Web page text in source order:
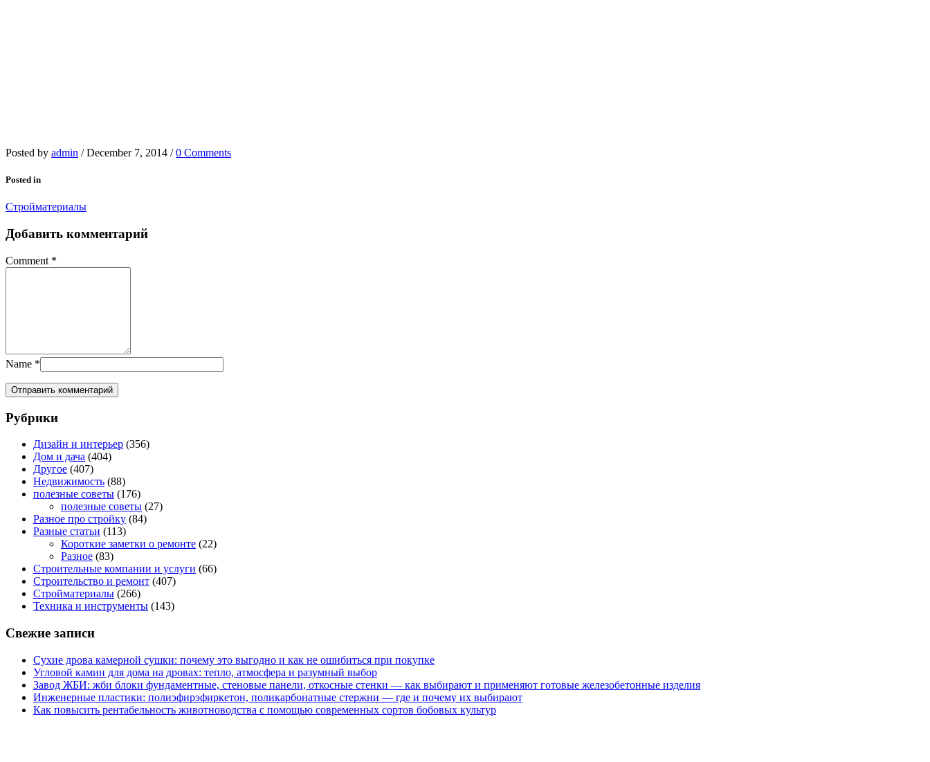
Posted by admin / December 7, 2014 / 0 Comments
Posted in
Стройматериалы
Добавить комментарий
Comment *
Name *
Рубрики
Дизайн и интерьер (356)
Дом и дача (404)
Другое (407)
Недвижимость (88)
полезные советы (176)
полезные советы (27)
Разное про стройку (84)
Разные статьи (113)
Короткие заметки о ремонте (22)
Разное (83)
Строительные компании и услуги (66)
Строительство и ремонт (407)
Стройматериалы (266)
Техника и инструменты (143)
Свежие записи
Сухие дрова камерной сушки: почему это выгодно и как не ошибиться при покупке
Угловой камин для дома на дровах: тепло, атмосфера и разумный выбор
Завод ЖБИ: жби блоки фундаментные, стеновые панели, откосные стенки — как выбирают и применяют готовые железобетонные изделия
Инженерные пластики: полиэфирэфиркетон, поликарбонатные стержни — где и почему их выбирают
Как повысить рентабельность животноводства с помощью современных сортов бобовых культур